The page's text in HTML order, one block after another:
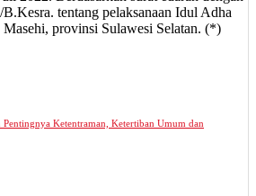
tentang pelaksanaan Idul Adha
provinsi Sulawesi Selatan. (*)
Ketentraman, Ketertiban Umum dan